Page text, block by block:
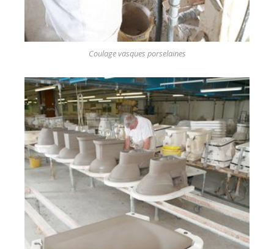
Coulage vasques porselaines